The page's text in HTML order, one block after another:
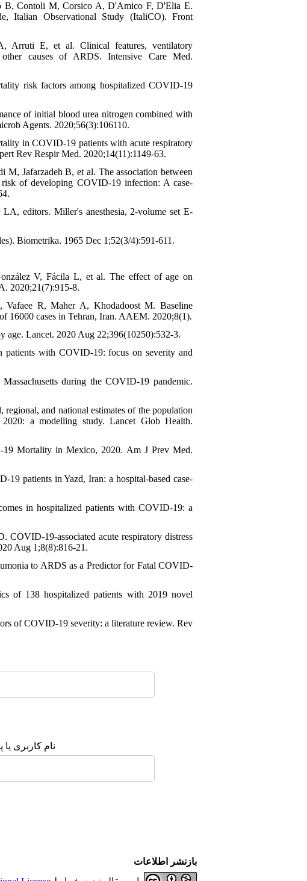
B, Contoli M, Corsico A, D'Amico F, D'Elia E.
Italian Observational Study (ItaliCO). Front
Arruti E, et al. Clinical features, ventilatory
causes of ARDS. Intensive Care Med.
risk factors among hospitalized COVID-19
of initial blood urea nitrogen combined with
Agents. 2020;56(3):106110.
in COVID-19 patients with acute respiratory
Rev Respir Med. 2020;14(11):1149-63.
Jafarzadeh B, et al. The association between
of developing COVID‐19 infection: A case-
editors. Miller's anesthesia, 2-volume set E-
Biometrika. 1965 Dec 1;52(3/4):591-611.
V, Fácila L, et al. The effect of age on
2020;21(7):915-8.
R, Maher A, Khodadoost M. Baseline
16000 cases in Tehran, Iran. AAEM. 2020;8(1).
Lancet. 2020 Aug 22;396(10250):532-3.
with COVID-19: focus on severity and
during the COVID-19 pandemic.
and national estimates of the population
a modelling study. Lancet Glob Health.
Mortality in Mexico, 2020. Am J Prev Med.
patients in Yazd, Iran: a hospital-based case-
in hospitalized patients with COVID-19: a
19-associated acute respiratory distress
Aug 1;8(8):816-21.
to ARDS as a Predictor for Fatal COVID-
of 138 hospitalized patients with 2019 novel
of COVID‐19 severity: a literature review. Rev
نام کاربری
بازنشر اطلاعات